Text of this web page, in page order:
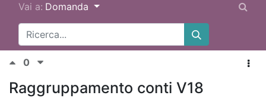
Vai a: Domanda
0
Raggruppamento conti V18